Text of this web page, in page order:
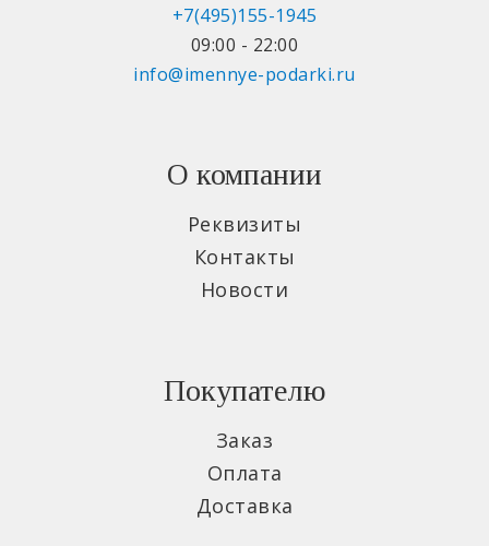
+7(495)155-1945
09:00 - 22:00
info@imennye-podarki.ru
О компании
Реквизиты
Контакты
Новости
Покупателю
Заказ
Оплата
Доставка